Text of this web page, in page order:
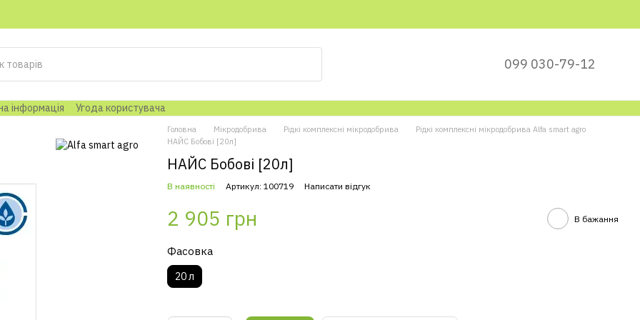
099 030-79-12
інформація Угода користувача
Головна Мікродобрива Рідкі комплексні мікродобрива
Рідкі комплексні мікродобрива Alfa smart agro
НАЙС Бобові [20л]
НАЙС Бобові [20л]
В наявності Артикул: 100719 Написати відгук
2 905 грн В бажання
Фасовка
20 л